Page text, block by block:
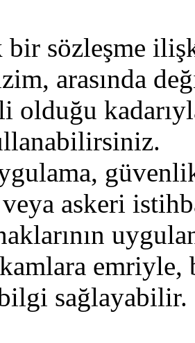
bir sözleşme
, arasında
olduğu
.
,
veya askeri
emriyle,
sağlayabilir.